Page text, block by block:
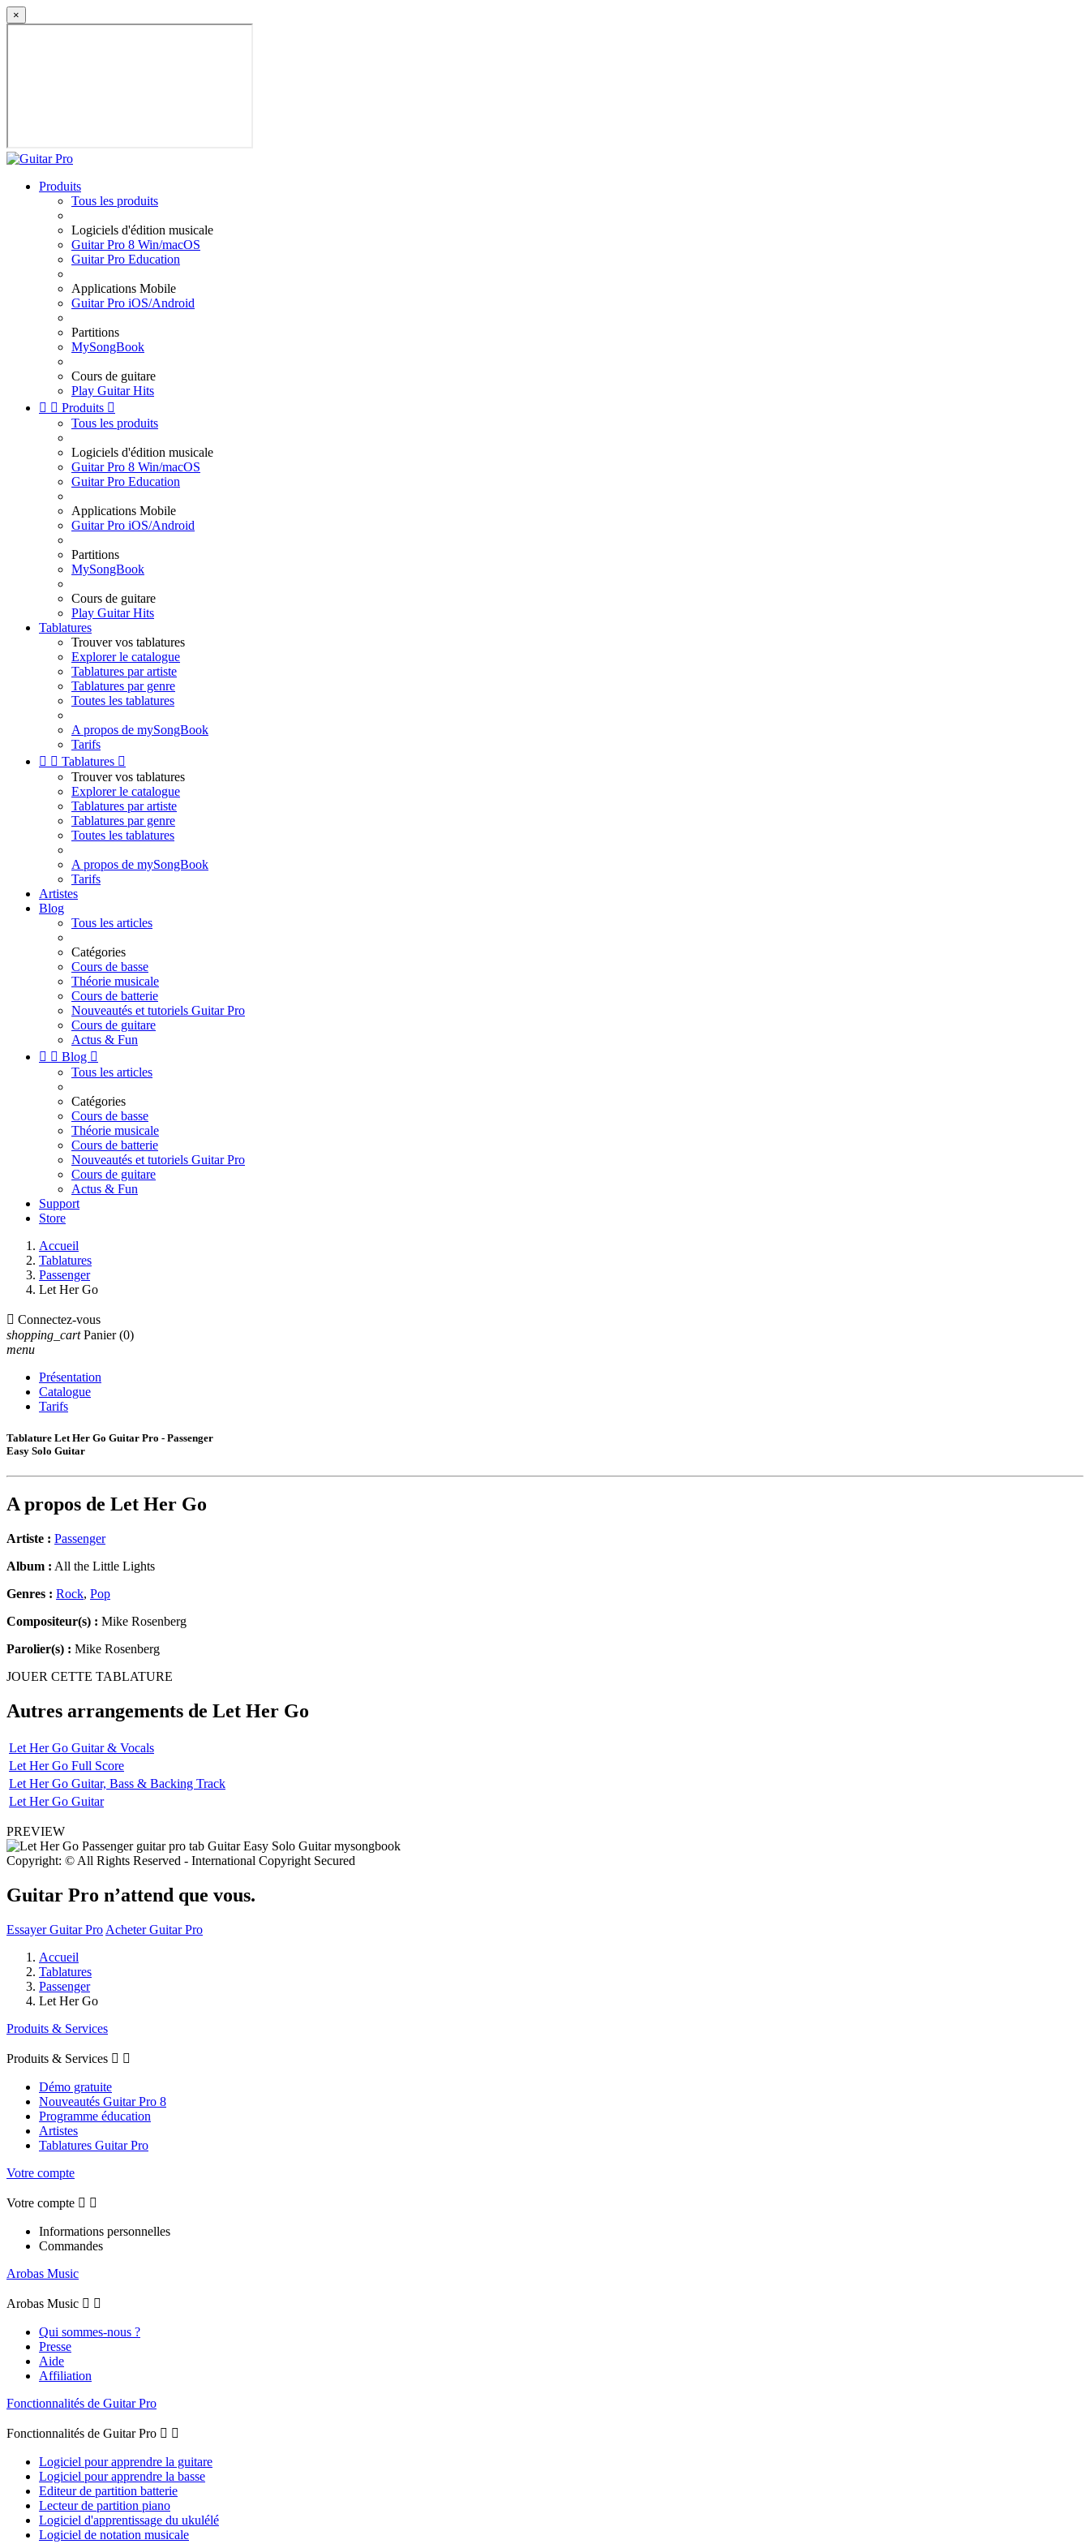
×
Produits
Tous les produits
Logiciels d'édition musicale
Guitar Pro 8 Win/macOS
Guitar Pro Education
Applications Mobile
Guitar Pro iOS/Android
Partitions
MySongBook
Cours de guitare
Play Guitar Hits
  Produits 
Tous les produits
Logiciels d'édition musicale
Guitar Pro 8 Win/macOS
Guitar Pro Education
Applications Mobile
Guitar Pro iOS/Android
Partitions
MySongBook
Cours de guitare
Play Guitar Hits
Tablatures
Trouver vos tablatures
Explorer le catalogue
Tablatures par artiste
Tablatures par genre
Toutes les tablatures
A propos de mySongBook
Tarifs
  Tablatures 
Trouver vos tablatures
Explorer le catalogue
Tablatures par artiste
Tablatures par genre
Toutes les tablatures
A propos de mySongBook
Tarifs
Artistes
Blog
Tous les articles
Catégories
Cours de basse
Théorie musicale
Cours de batterie
Nouveautés et tutoriels Guitar Pro
Cours de guitare
Actus & Fun
  Blog 
Tous les articles
Catégories
Cours de basse
Théorie musicale
Cours de batterie
Nouveautés et tutoriels Guitar Pro
Cours de guitare
Actus & Fun
Support
Store
Accueil
Tablatures
Passenger
Let Her Go
 Connectez-vous
shopping_cart Panier (0)
menu
Présentation
Catalogue
Tarifs
Tablature Let Her Go Guitar Pro - Passenger
Easy Solo Guitar
A propos de Let Her Go
Artiste : Passenger
Album : All the Little Lights
Genres : Rock, Pop
Compositeur(s) : Mike Rosenberg
Parolier(s) : Mike Rosenberg
JOUER CETTE TABLATURE
Autres arrangements de Let Her Go
Let Her Go Guitar & Vocals
Let Her Go Full Score
Let Her Go Guitar, Bass & Backing Track
Let Her Go Guitar
PREVIEW
Copyright: © All Rights Reserved - International Copyright Secured
Guitar Pro n’attend que vous.
Essayer Guitar Pro Acheter Guitar Pro
Accueil
Tablatures
Passenger
Let Her Go
Produits & Services
Produits & Services  
Démo gratuite
Nouveautés Guitar Pro 8
Programme éducation
Artistes
Tablatures Guitar Pro
Votre compte
Votre compte  
Informations personnelles
Commandes
Arobas Music
Arobas Music  
Qui sommes-nous ?
Presse
Aide
Affiliation
Fonctionnalités de Guitar Pro
Fonctionnalités de Guitar Pro  
Logiciel pour apprendre la guitare
Logiciel pour apprendre la basse
Editeur de partition batterie
Lecteur de partition piano
Logiciel d'apprentissage du ukulélé
Logiciel de notation musicale